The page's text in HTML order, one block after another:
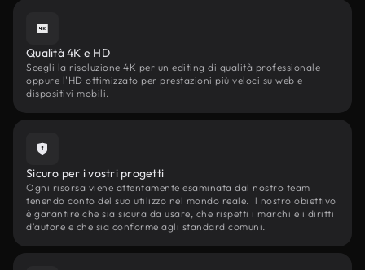
Qualità 4K e HD
Scegli la risoluzione 4K per un editing di qualità professionale
oppure l'HD ottimizzato per prestazioni più veloci su web e
dispositivi mobili.
Sicuro per i vostri progetti
Ogni risorsa viene attentamente esaminata dal nostro team
tenendo conto del suo utilizzo nel mondo reale. Il nostro obiettivo
è garantire che sia sicura da usare, che rispetti i marchi e i diritti
d'autore e che sia conforme agli standard comuni.